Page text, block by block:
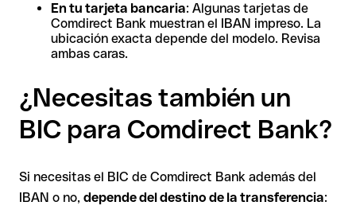
En tu tarjeta bancaria: Algunas tarjetas de
Comdirect Bank muestran el IBAN impreso. La
ubicación exacta depende del modelo. Revisa
ambas caras.
¿Necesitas también un
BIC para Comdirect Bank?
Si necesitas el BIC de Comdirect Bank además del
IBAN o no, depende del destino de la transferencia: